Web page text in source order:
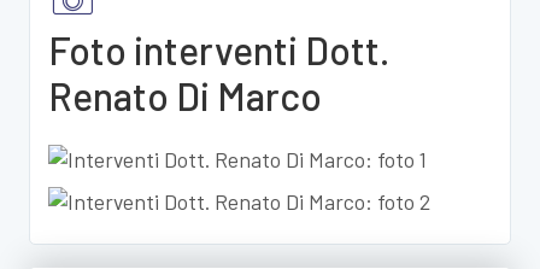
Foto interventi Dott.
Renato Di Marco